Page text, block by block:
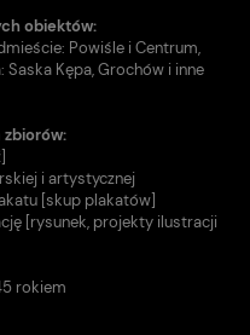
obiektów:
Powiśle i Centrum,
Saska Kępa, Grochów i inne
zbiorów:
i artystycznej
[skup plakatów]
[rysunek, projekty ilustracji
rokiem